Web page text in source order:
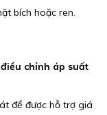
bích hoặc ren.
điều chỉnh áp suất
để được hỗ trợ giá